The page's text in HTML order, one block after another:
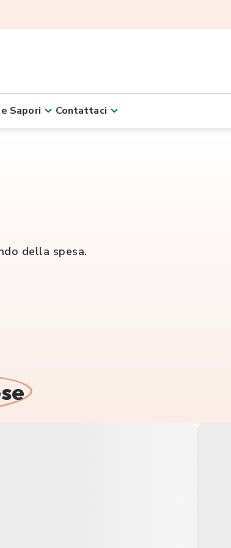
Sapori Contattaci
della spesa.
da riscoprire e ricette perfette per